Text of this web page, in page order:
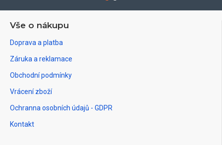
Vše o nákupu
Doprava a platba
Záruka a reklamace
Obchodní podmínky
Vrácení zboží
Ochranna osobních údajů - GDPR
Kontakt